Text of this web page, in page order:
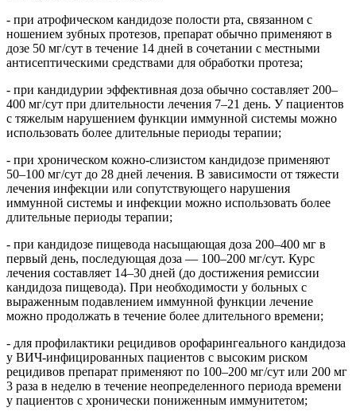
- при атрофическом кандидозе полости рта, связанном с
ношением зубных протезов, препарат обычно применяют в
дозе 50 мг/сут в течение 14 дней в сочетании с местными
антисептическими средствами для обработки протеза;
- при кандидурии эффективная доза обычно составляет 200–
400 мг/сут при длительности лечения 7–21 день. У пациентов
с тяжелым нарушением функции иммунной системы можно
использовать более длительные периоды терапии;
- при хроническом кожно-слизистом кандидозе применяют
50–100 мг/сут до 28 дней лечения. В зависимости от тяжести
лечения инфекции или сопутствующего нарушения
иммунной системы и инфекции можно использовать более
длительные периоды терапии;
- при кандидозе пищевода насыщающая доза 200–400 мг в
первый день, последующая доза — 100–200 мг/сут. Курс
лечения составляет 14–30 дней (до достижения ремиссии
кандидоза пищевода). При необходимости у больных с
выраженным подавлением иммунной функции лечение
можно продолжать в течение более длительного времени;
- для профилактики рецидивов орофарингеального кандидоза
у ВИЧ-инфицированных пациентов с высоким риском
рецидивов препарат применяют по 100–200 мг/сут или 200 мг
3 раза в неделю в течение неопределенного периода времени
у пациентов с хронически пониженным иммунитетом;